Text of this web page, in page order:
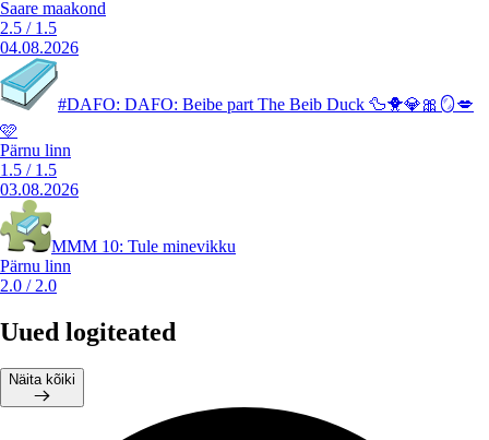
Saare maakond
2.5 / 1.5
04.08.2026
#DAFO: DAFO: Beibe part The Beib Duck 🦆🐥💎🎀🪞💋
🩷
Pärnu linn
1.5 / 1.5
03.08.2026
MMM 10: Tule minevikku
Pärnu linn
2.0 / 2.0
Uued logiteated
Näita kõiki